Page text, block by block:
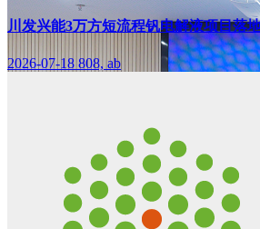
川发兴能3万方短流程钒电解液项目落
2026-07-18 808, ab